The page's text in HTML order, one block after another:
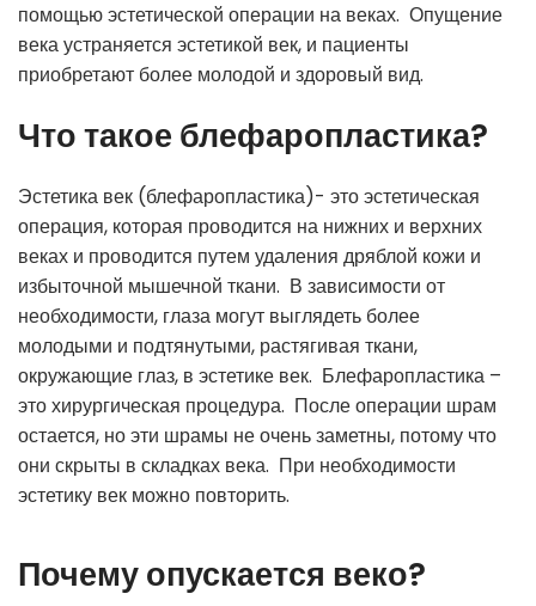
помощью эстетической операции на веках. Опущение
века устраняется эстетикой век, и пациенты
приобретают более молодой и здоровый вид.
Что такое блефаропластика?
Эстетика век (блефаропластика)- это эстетическая
операция, которая проводится на нижних и верхних
веках и проводится путем удаления дряблой кожи и
избыточной мышечной ткани. В зависимости от
необходимости, глаза могут выглядеть более
молодыми и подтянутыми, растягивая ткани,
окружающие глаз, в эстетике век. Блефаропластика –
это хирургическая процедура. После операции шрам
остается, но эти шрамы не очень заметны, потому что
они скрыты в складках века. При необходимости
эстетику век можно повторить.
Почему опускается веко?